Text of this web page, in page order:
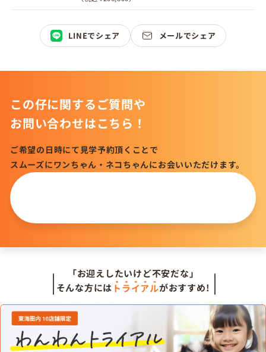
LINEでシェア メールでシェア
この仔に関するご質問や
お問い合わせはこちら！
ご希望の日時にて見学予約頂くことで
スムーズにワンちゃん・ネコちゃんにお会いいただけます。
「お迎えしたいけど不安だな」
そんな方には トライアルがおすすめ!